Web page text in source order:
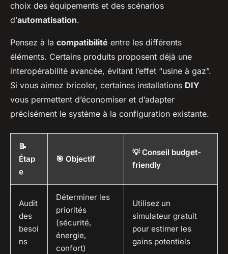
choix des équipements et des scénarios
d’automatisation.
Pensez à la compatibilité entre les différents
éléments. Certains produits proposent déjà une
interopérabilité avancée, évitant l’effet “usine à gaz”.
Si vous aimez bricoler, certaines installations DIY
vous permettent d’économiser et d’adapter
précisément le système à la configuration existante.
📝
Étap
e
🎯 Objectif
💡 Conseil budget-
friendly
Audit
des
besoi
ns
Déterminer les
priorités
(sécurité,
énergie,
confort)
Utilisez un
simulateur gratuit
pour estimer les
gains potentiels